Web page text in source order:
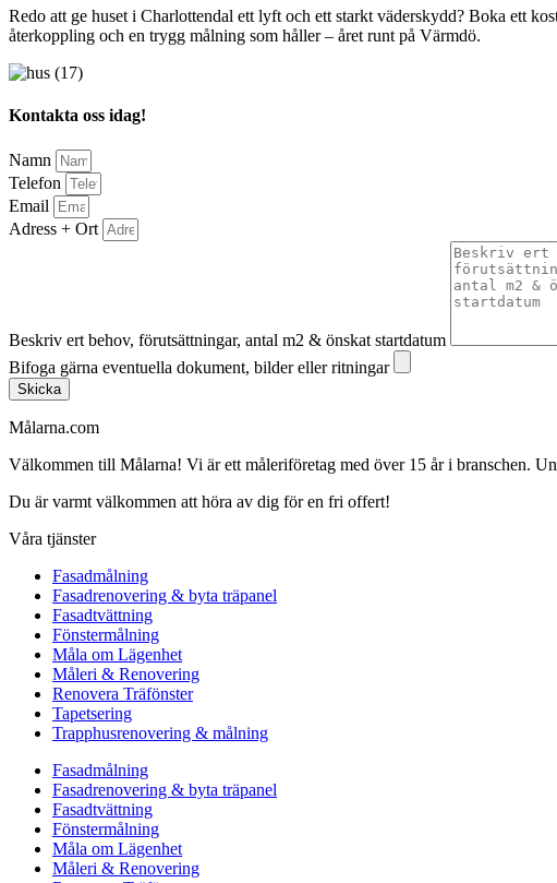
Redo att ge huset i Charlottendal ett lyft och ett starkt väderskydd? Boka ett
återkoppling och en trygg målning som håller – året runt på Värmdö.
Kontakta oss idag!
Namn
Telefon
Email
Adress + Ort
Beskriv ert behov, förutsättningar, antal m2 & önskat startdatum
Bifoga gärna eventuella dokument, bilder eller ritningar
Skicka
Målarna.com
Välkommen till Målarna! Vi är ett måleriföretag med över 15 år i branschen.
Du är varmt välkommen att höra av dig för en fri offert!
Våra tjänster
Fasadmålning
Fasadrenovering & byta träpanel
Fasadtvättning
Fönstermålning
Måla om Lägenhet
Måleri & Renovering
Renovera Träfönster
Tapetsering
Trapphusrenovering & målning
Fasadmålning
Fasadrenovering & byta träpanel
Fasadtvättning
Fönstermålning
Måla om Lägenhet
Måleri & Renovering